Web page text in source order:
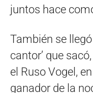
juntos hace
También se llegó
cantor’ que
el Ruso Vogel,
ganador de la